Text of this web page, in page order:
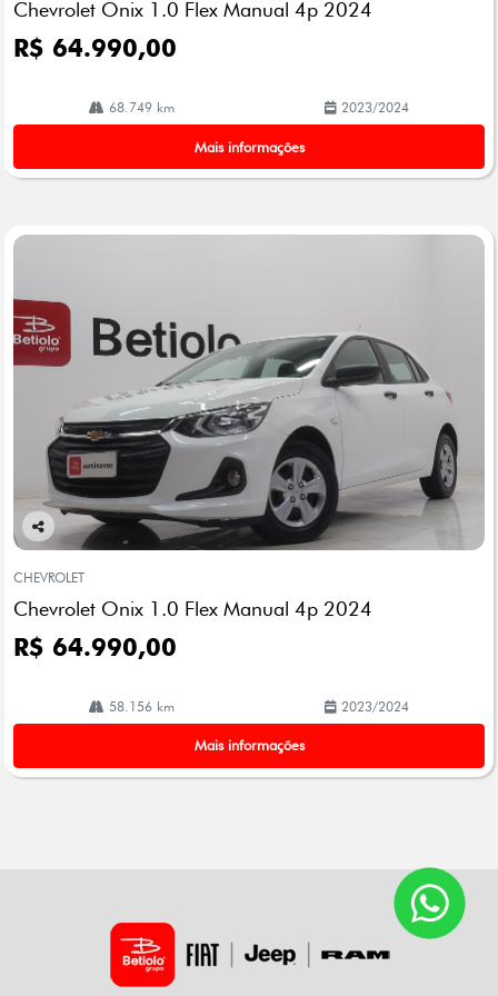
lhe
Chevrolet Onix 1.0 Flex Manual 4p 2024
R$ 64.990,00
68.749 km 2023/2024
Mais informações
Co
arti
lhe
CHEVROLET
Chevrolet Onix 1.0 Flex Manual 4p 2024
R$ 64.990,00
58.156 km 2023/2024
Mais informações